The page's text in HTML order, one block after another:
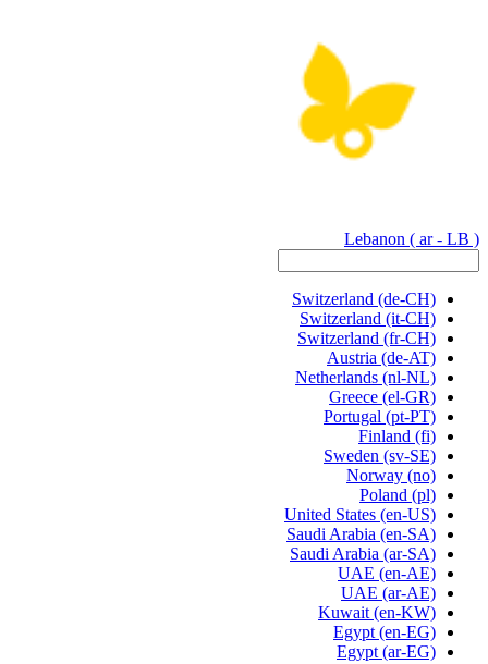
Lebanon ( ar - LB )
Switzerland (de-CH)
Switzerland (it-CH)
Switzerland (fr-CH)
Austria (de-AT)
Netherlands (nl-NL)
Greece (el-GR)
Portugal (pt-PT)
Finland (fi)
Sweden (sv-SE)
Norway (no)
Poland (pl)
United States (en-US)
Saudi Arabia (en-SA)
Saudi Arabia (ar-SA)
UAE (en-AE)
UAE (ar-AE)
Kuwait (en-KW)
Egypt (en-EG)
Egypt (ar-EG)